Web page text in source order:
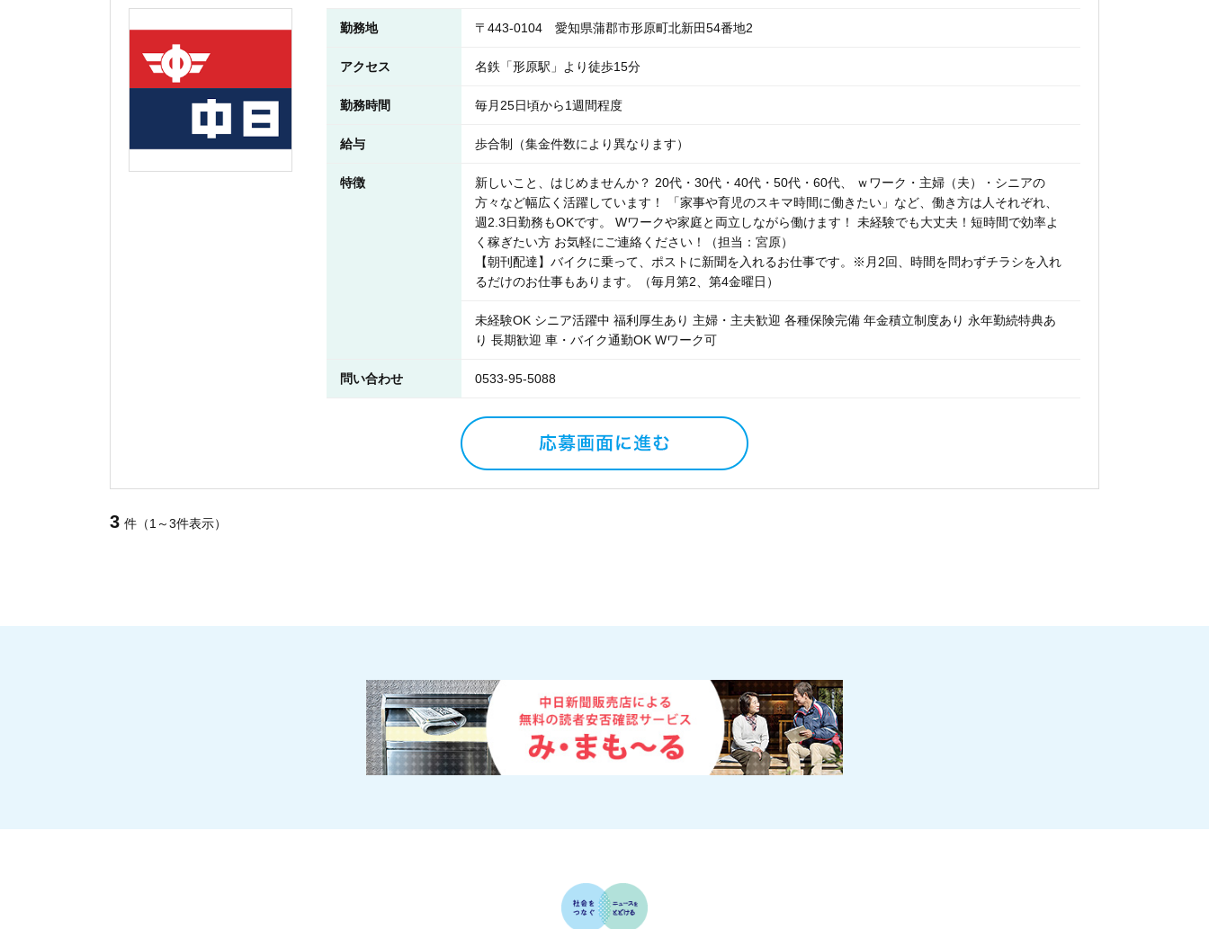
勤務地 〒443-0104 愛知県蒲郡市形原町北新田54番地2
アクセス 名鉄「形原駅」より徒歩15分
勤務時間 毎月25日頃から1週間程度
給与 歩合制（集金件数により異なります）
特徴
新しいこと、はじめませんか？ 20代・30代・40代・50代・60代、 ｗワーク・主婦（夫）・シニアの
方々など幅広く活躍しています！ 「家事や育児のスキマ時間に働きたい」など、働き方は人それぞれ、
週2.3日勤務もOKです。 Wワークや家庭と両立しながら働けます！ 未経験でも大丈夫！短時間で効率よ
く稼ぎたい方 お気軽にご連絡ください！（担当：宮原）
【朝刊配達】バイクに乗って、ポストに新聞を入れるお仕事です。※月2回、時間を問わずチラシを入れ
るだけのお仕事もあります。（毎月第2、第4金曜日）
未経験OK シニア活躍中 福利厚生あり 主婦・主夫歓迎 各種保険完備 年金積立制度あり 永年勤続特典あ
り 長期歓迎 車・バイク通勤OK Wワーク可
問い合わせ 0533-95-5088
3 件（1～3件表示）